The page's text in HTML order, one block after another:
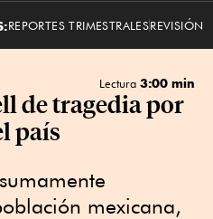
REPORTES TRIMESTRALESREVISIÓN
Lectura 3:00 min
de tragedia por
país
mexicana,